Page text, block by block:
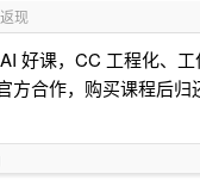
现
好课，CC 工程化、
方合作，购买课程后归